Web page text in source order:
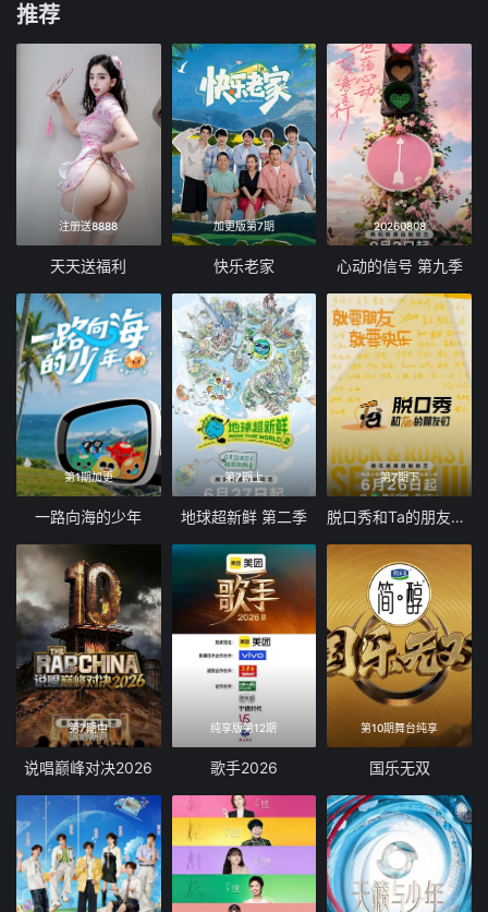
推荐
注册送8888
天天送福利
加更版第7期
快乐老家
20260808
心动的信号 第九季
第1期加更
一路向海的少年
第7期上
地球超新鲜 第二季
第7期下
脱口秀和Ta的朋友们 第三季
第7期中
说唱巅峰对决2026
纯享版第12期
歌手2026
第10期舞台纯享
国乐无双